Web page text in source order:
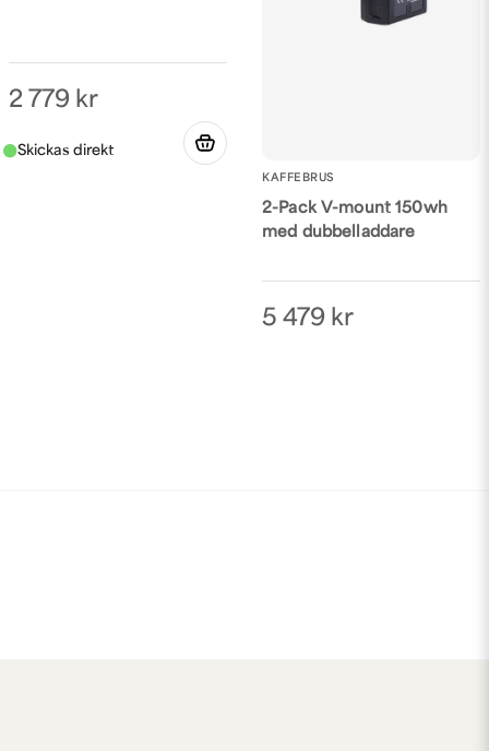
2 779 kr
KAFFEBRUS
2-Pack V-mount 150wh
med dubbelladdare
5 479 kr